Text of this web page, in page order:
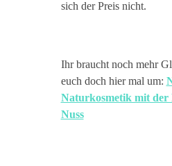
sich der Preis nicht.
Ihr braucht noch mehr
euch doch hier mal um:
Naturkosmetik mit der
Nuss